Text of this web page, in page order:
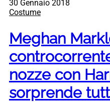
30 Gennaio 2018
Costume
Meghan
nozze con
sorprende